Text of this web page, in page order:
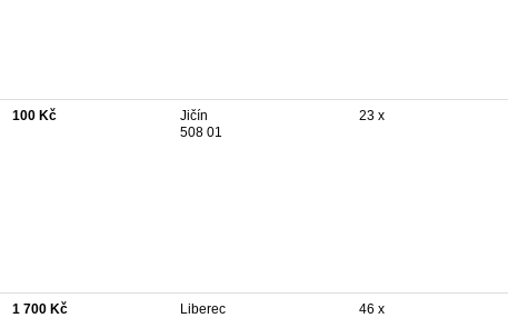
100 Kč
Jičín
508 01
23 x
1 700 Kč
Liberec
46 x